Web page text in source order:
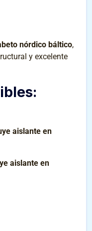
nórdico báltico,
y excelente
aislante en
aislante en